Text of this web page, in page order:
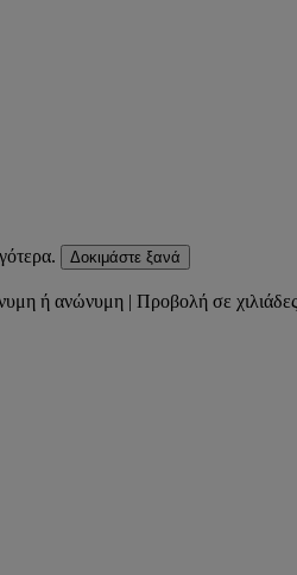
Δοκιμάστε ξανά
ή ανώνυμη | Προβολή σε